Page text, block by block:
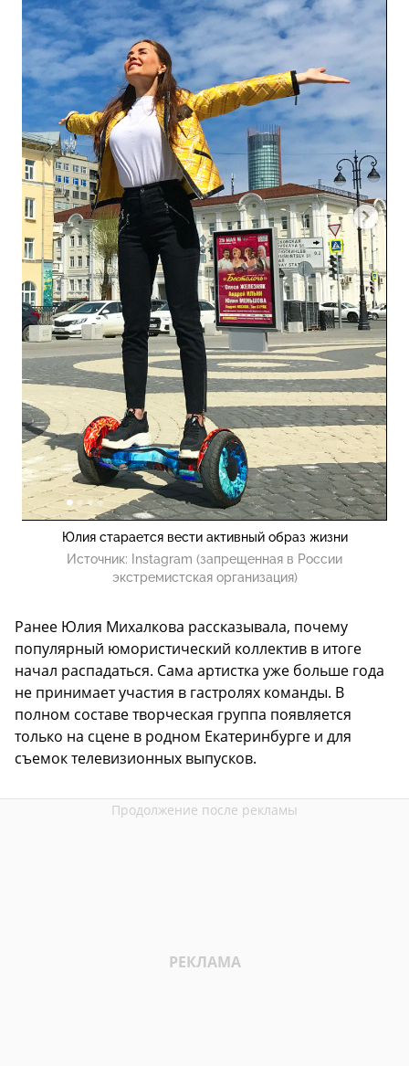
Юлия старается вести активный образ жизни
Источник:
Instagram (запрещенная в России
экстремистская организация)
Ранее Юлия Михалкова рассказывала, почему
популярный юмористический коллектив в итоге
начал распадаться. Сама артистка уже больше года
не принимает участия в гастролях команды. В
полном составе творческая группа появляется
только на сцене в родном Екатеринбурге и для
съемок телевизионных выпусков.